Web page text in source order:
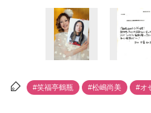
#笑福亭鶴瓶 #松嶋尚美 #オ